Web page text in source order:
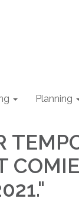
Planning